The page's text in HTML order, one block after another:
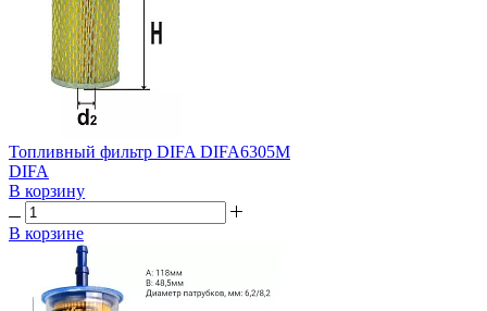
Топливный фильтр DIFA DIFA6305М
DIFA
В корзину
В корзине